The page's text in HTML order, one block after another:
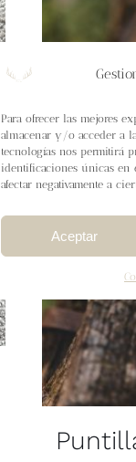
Para ofrecer las mejores
almacenar y/o acceder a
tecnologías nos permitirá
identificaciones únicas en
afectar negativamente a
Aceptar